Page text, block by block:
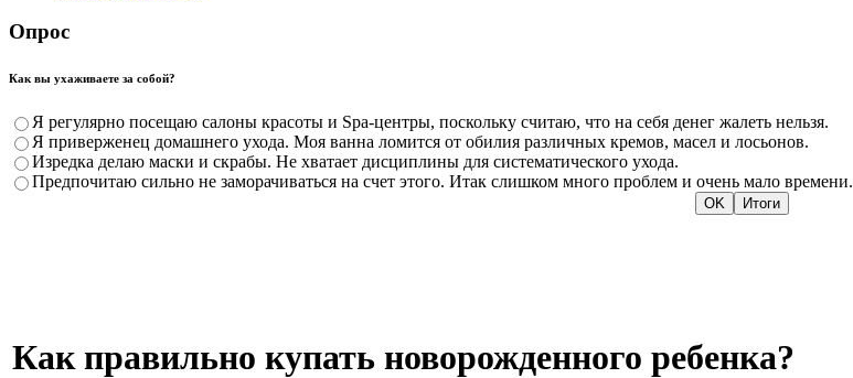
Опрос
Как вы ухаживаете за собой?
Я регулярно посещаю салоны красоты и Spa-центры, поскольку считаю, что на себя денег жалеть нельзя.
Я приверженец домашнего ухода. Моя ванна ломится от обилия различных кремов, масел и лосьонов.
Изредка делаю маски и скрабы. Не хватает дисциплины для систематического ухода.
Предпочитаю сильно не заморачиваться на счет этого. Итак слишком много проблем и очень мало времени.
Как правильно купать новорожденного ребенка?